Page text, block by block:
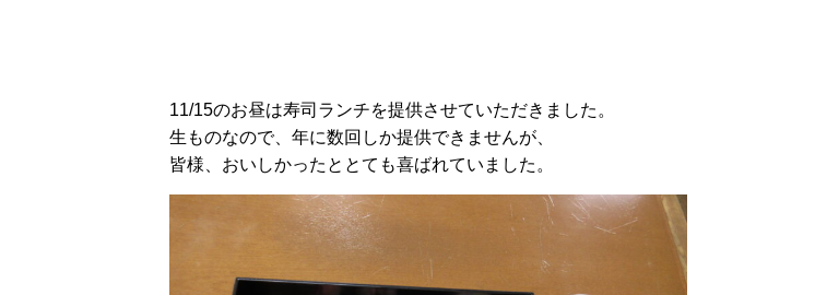
11/15のお昼は寿司ランチを提供させていただきました。
生ものなので、年に数回しか提供できませんが、
皆様、おいしかったととても喜ばれていました。